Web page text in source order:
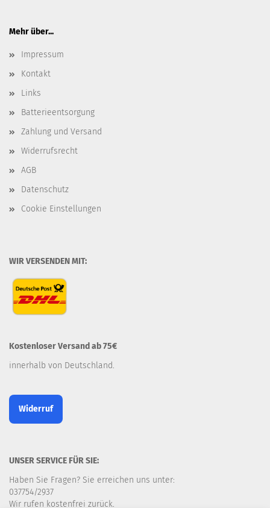
Mehr über...
Impressum
Kontakt
Links
Batterieentsorgung
Zahlung und Versand
Widerrufsrecht
AGB
Datenschutz
Cookie Einstellungen
WIR VERSENDEN MIT:
Kostenloser Versand ab 75€
innerhalb von Deutschland.
Widerruf
UNSER SERVICE FÜR SIE:
Haben Sie Fragen? Sie erreichen uns unter:
037754/2937
Wir rufen kostenfrei zurück.